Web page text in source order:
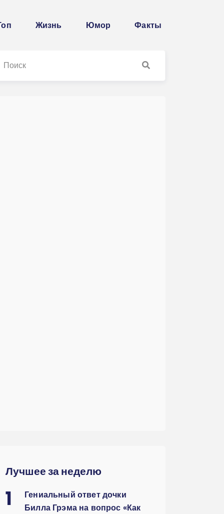
Жизнь Юмор Факты
Лучшее за неделю
1
Гениальный ответ дочки
Билла Грэма на вопрос «Как